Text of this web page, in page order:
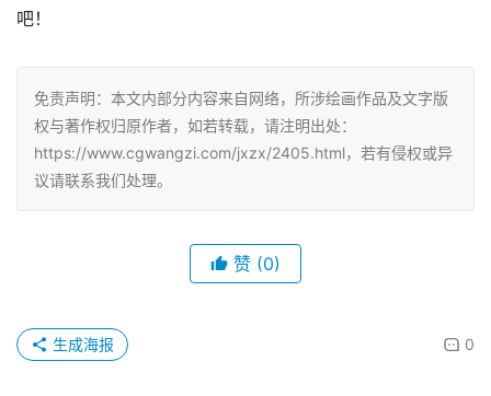
吧！
免责声明：本文内部分内容来自网络，所涉绘画作品及文字版
权与著作权归原作者，如若转载，请注明出处：
https://www.cgwangzi.com/jxzx/2405.html，若有侵权或异
议请联系我们处理。
赞 (0)
0
生成海报